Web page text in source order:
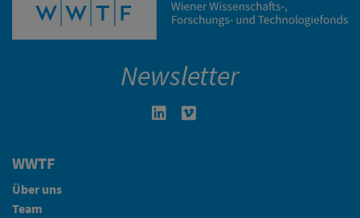
Newsletter
Linkedin in neuem Fenster öffnen
WWTF
Über uns
Team